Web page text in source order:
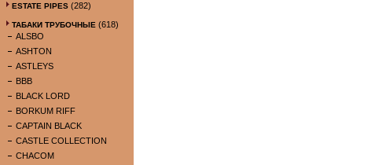
ESTATE PIPES (282)
ТАБАКИ ТРУБОЧНЫЕ (618)
ALSBO
ASHTON
ASTLEYS
BBB
BLACK LORD
BORKUM RIFF
CAPTAIN BLACK
CASTLE COLLECTION
CHACOM